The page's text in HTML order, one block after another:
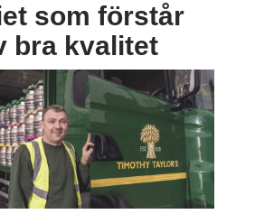
som förstår
bra kvalitet